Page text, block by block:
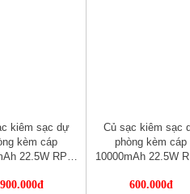
kiêm sạc dự
kèm cáp
22.5W RPP-
900.000đ
Củ sạc kiêm sạc
phòng kèm cáp
10000mAh 22.5W
600.000đ